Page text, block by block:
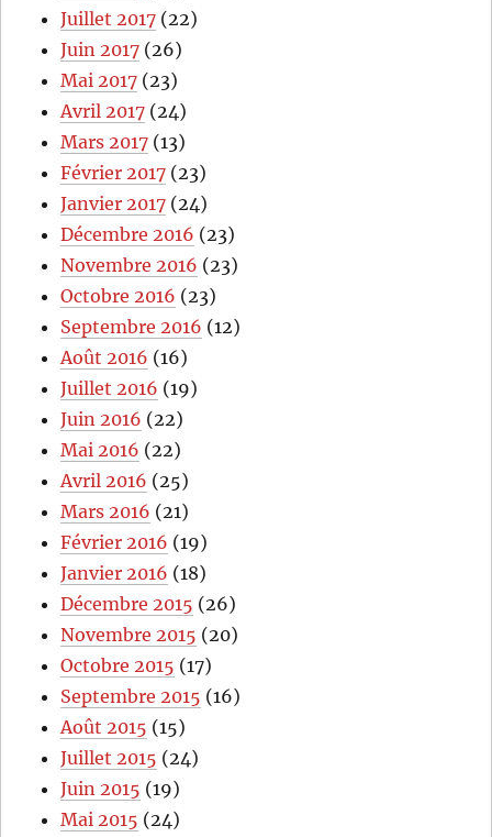
Juillet 2017 (22)
Juin 2017 (26)
Mai 2017 (23)
Avril 2017 (24)
Mars 2017 (13)
Février 2017 (23)
Janvier 2017 (24)
Décembre 2016 (23)
Novembre 2016 (23)
Octobre 2016 (23)
Septembre 2016 (12)
Août 2016 (16)
Juillet 2016 (19)
Juin 2016 (22)
Mai 2016 (22)
Avril 2016 (25)
Mars 2016 (21)
Février 2016 (19)
Janvier 2016 (18)
Décembre 2015 (26)
Novembre 2015 (20)
Octobre 2015 (17)
Septembre 2015 (16)
Août 2015 (15)
Juillet 2015 (24)
Juin 2015 (19)
Mai 2015 (24)